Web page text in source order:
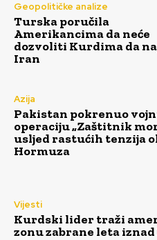
Geopolitičke analize
Turska poručila
Amerikancima da neće
dozvoliti Kurdima da
Iran
Azija
Pakistan pokrenuo
operaciju „Zaštitnik
usljed rastućih tenzija
Hormuza
Vijesti
Kurdski lider traži
zonu zabrane leta